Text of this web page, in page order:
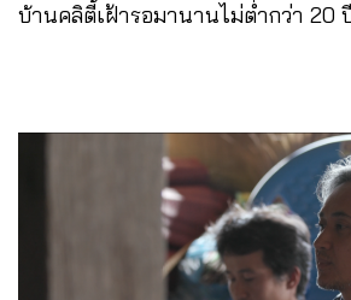
บ้านคลิตี้เฝ้ารอมานานไม่ต่ำกว่า 20